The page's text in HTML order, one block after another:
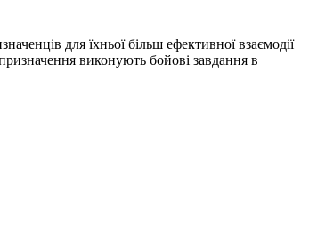
для їхньої більш ефективної взаємодії
виконують бойові завдання в